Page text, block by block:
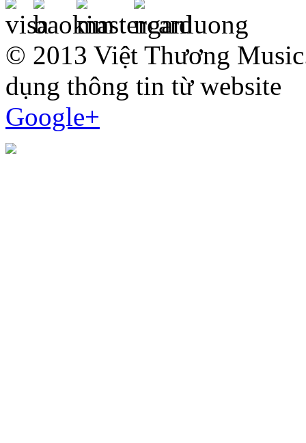
© 2013 Việt Thương
dụng thông tin từ website
Google+